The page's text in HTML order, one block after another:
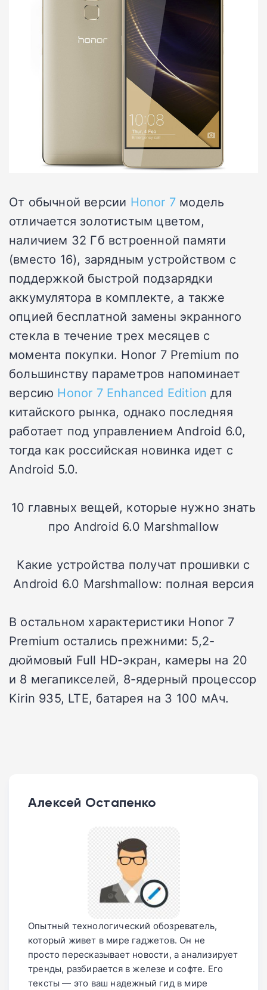
От обычной версии Honor 7 модель
отличается золотистым цветом,
наличием 32 Гб встроенной памяти
(вместо 16), зарядным устройством с
поддержкой быстрой подзарядки
аккумулятора в комплекте, а также
опцией бесплатной замены экранного
стекла в течение трех месяцев с
момента покупки. Honor 7 Premium по
большинству параметров напоминает
версию Honor 7 Enhanced Edition для
китайского рынка, однако последняя
работает под управлением Android 6.0,
тогда как российская новинка идет с
Android 5.0.
10 главных вещей, которые нужно знать
про Android 6.0 Marshmallow
Какие устройства получат прошивки с
Android 6.0 Marshmallow: полная версия
В остальном характеристики Honor 7
Premium остались прежними: 5,2-
дюймовый Full HD-экран, камеры на 20
и 8 мегапикселей, 8-ядерный процессор
Kirin 935, LTE, батарея на 3 100 мАч.
Алексей Остапенко
Опытный технологический обозреватель,
который живет в мире гаджетов. Он не
просто пересказывает новости, а анализирует
тренды, разбирается в железе и софте. Его
тексты — это ваш надежный гид в мире